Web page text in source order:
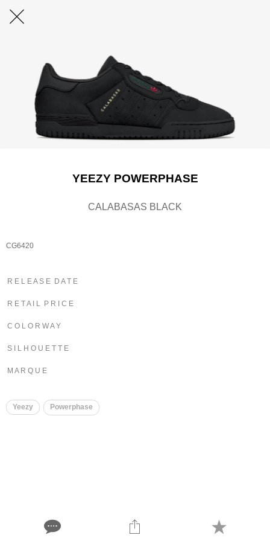
YEEZY POWERPHASE
CALABASAS BLACK
CG6420
R E L E A S E D A T E
R E T A I L P R I C E
C O L O R W A Y
S I L H O U E T T E
M A R Q U E
Yeezy Powerphase